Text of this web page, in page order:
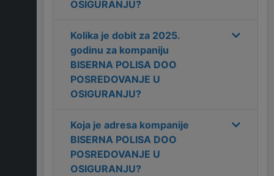
OSIGURANJU?
Kolika je dobit za 2025.
godinu za kompaniju
BISERNA POLISA DOO
POSREDOVANJE U
OSIGURANJU?
Koja je adresa kompanije
BISERNA POLISA DOO
POSREDOVANJE U
OSIGURANJU?